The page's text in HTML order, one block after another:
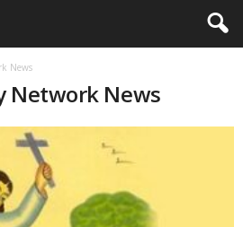
News
Network News